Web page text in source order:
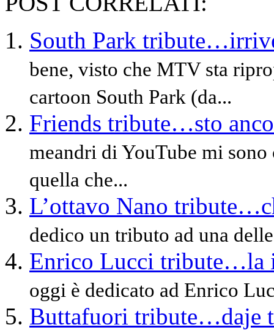
South Park
bene, visto che MTV sta
cartoon South Park (da...
Friends tribute…sto
meandri di YouTube mi
quella che...
L’ottavo Nano
dedico un tributo ad una
Enrico Lucci tribute…la
oggi è dedicato ad Enrico
Buttafuori tribute…daje